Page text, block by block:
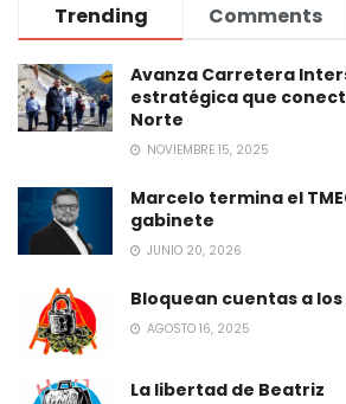
Trending Comments
Avanza Carretera
estratégica que
Norte
NOVIEMBRE 15, 2025
Marcelo termina el
gabinete
JUNIO 20, 2026
Bloquean cuentas a
AGOSTO 16, 2025
La libertad de Beatriz